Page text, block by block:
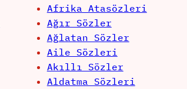
Afrika Atasözleri
Ağır Sözler
Ağlatan Sözler
Aile Sözleri
Akıllı Sözler
Aldatma Sözleri